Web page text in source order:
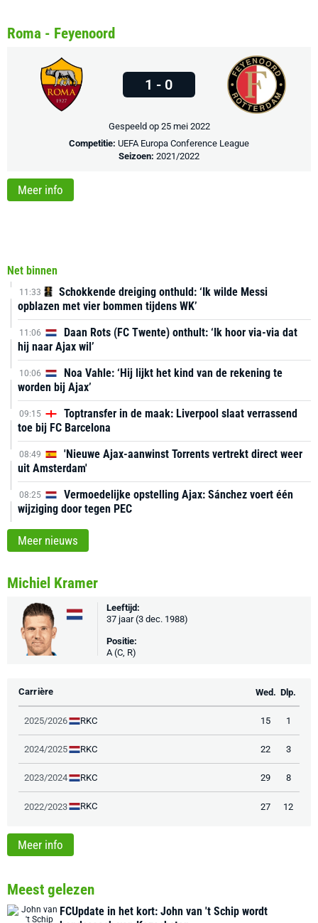
Net binnen
11:33
Schokkende dreiging onthuld: ‘Ik wilde Messi
opblazen met vier bommen tijdens WK’
11:06
Daan Rots (FC Twente) onthult: ‘Ik hoor via-via dat
hij naar Ajax wil’
10:06
Noa Vahle: ‘Hij lijkt het kind van de rekening te
worden bij Ajax’
09:15
Toptransfer in de maak: Liverpool slaat verrassend
toe bij FC Barcelona
08:49
'Nieuwe Ajax-aanwinst Torrents vertrekt direct weer
uit Amsterdam'
08:25
Vermoedelijke opstelling Ajax: Sánchez voert één
wijziging door tegen PEC
Meer nieuws
Roma - Feyenoord
1 - 0
Gespeeld op 25 mei 2022
Competitie: UEFA Europa Conference League
Seizoen: 2021/2022
Meer info
Michiel Kramer
Leeftijd:
37 jaar (3 dec. 1988)
Positie:
A (C, R)
Carrière Wed. Dlp.
2025/2026 RKC 15 1
2024/2025 RKC 22 3
2023/2024 RKC 29 8
2022/2023 RKC 27 12
Meer info
Meest gelezen
FCUpdate in het kort: John van 't Schip wordt